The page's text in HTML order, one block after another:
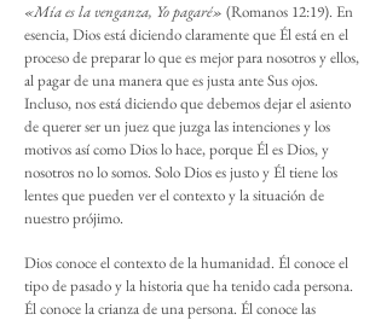
«Mía es la venganza, Yo pagaré» (Romanos 12:19). En
esencia, Dios está diciendo claramente que Él está en el
proceso de preparar lo que es mejor para nosotros y ellos,
al pagar de una manera que es justa ante Sus ojos.
Incluso, nos está diciendo que debemos dejar el asiento
de querer ser un juez que juzga las intenciones y los
motivos así como Dios lo hace, porque Él es Dios, y
nosotros no lo somos. Solo Dios es justo y Él tiene los
lentes que pueden ver el contexto y la situación de
nuestro prójimo.
Dios conoce el contexto de la humanidad. Él conoce el
tipo de pasado y la historia que ha tenido cada persona.
Él conoce la crianza de una persona. Él conoce las